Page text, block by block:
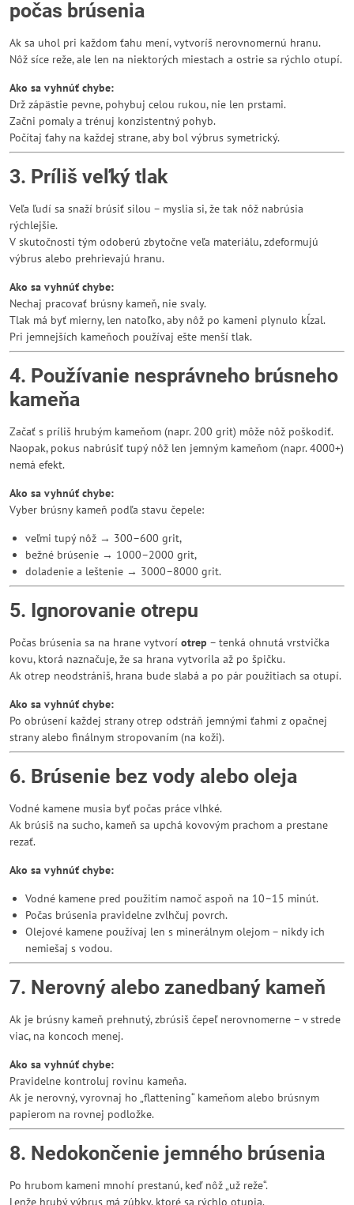
počas brúsenia
Ak sa uhol pri každom ťahu mení, vytvoríš nerovnomernú hranu.
Nôž síce reže, ale len na niektorých miestach a ostrie sa rýchlo otupí.
Ako sa vyhnúť chybe:
Drž zápästie pevne, pohybuj celou rukou, nie len prstami.
Začni pomaly a trénuj konzistentný pohyb.
Počítaj ťahy na každej strane, aby bol výbrus symetrický.
3. Príliš veľký tlak
Veľa ľudí sa snaží brúsiť silou – myslia si, že tak nôž nabrúsia
rýchlejšie.
V skutočnosti tým odoberú zbytočne veľa materiálu, zdeformujú
výbrus alebo prehrievajú hranu.
Ako sa vyhnúť chybe:
Nechaj pracovať brúsny kameň, nie svaly.
Tlak má byť mierny, len natoľko, aby nôž po kameni plynulo kĺzal.
Pri jemnejších kameňoch používaj ešte menší tlak.
4. Používanie nesprávneho brúsneho
kameňa
Začať s príliš hrubým kameňom (napr. 200 grit) môže nôž poškodiť.
Naopak, pokus nabrúsiť tupý nôž len jemným kameňom (napr. 4000+)
nemá efekt.
Ako sa vyhnúť chybe:
Vyber brúsny kameň podľa stavu čepele:
veľmi tupý nôž → 300–600 grit,
bežné brúsenie → 1000–2000 grit,
doladenie a leštenie → 3000–8000 grit.
5. Ignorovanie otrepu
Počas brúsenia sa na hrane vytvorí otrep – tenká ohnutá vrstvička
kovu, ktorá naznačuje, že sa hrana vytvorila až po špičku.
Ak otrep neodstrániš, hrana bude slabá a po pár použitiach sa otupí.
Ako sa vyhnúť chybe:
Po obrúsení každej strany otrep odstráň jemnými ťahmi z opačnej
strany alebo finálnym stropovaním (na koži).
6. Brúsenie bez vody alebo oleja
Vodné kamene musia byť počas práce vlhké.
Ak brúsiš na sucho, kameň sa upchá kovovým prachom a prestane
rezať.
Ako sa vyhnúť chybe:
Vodné kamene pred použitím namoč aspoň na 10–15 minút.
Počas brúsenia pravidelne zvlhčuj povrch.
Olejové kamene používaj len s minerálnym olejom – nikdy ich
nemiešaj s vodou.
7. Nerovný alebo zanedbaný kameň
Ak je brúsny kameň prehnutý, zbrúsiš čepeľ nerovnomerne – v strede
viac, na koncoch menej.
Ako sa vyhnúť chybe:
Pravidelne kontroluj rovinu kameňa.
Ak je nerovný, vyrovnaj ho „flattening“ kameňom alebo brúsnym
papierom na rovnej podložke.
8. Nedokončenie jemného brúsenia
Po hrubom kameni mnohí prestanú, keď nôž „už reže“.
Lenže hrubý výbrus má zúbky, ktoré sa rýchlo otupia.